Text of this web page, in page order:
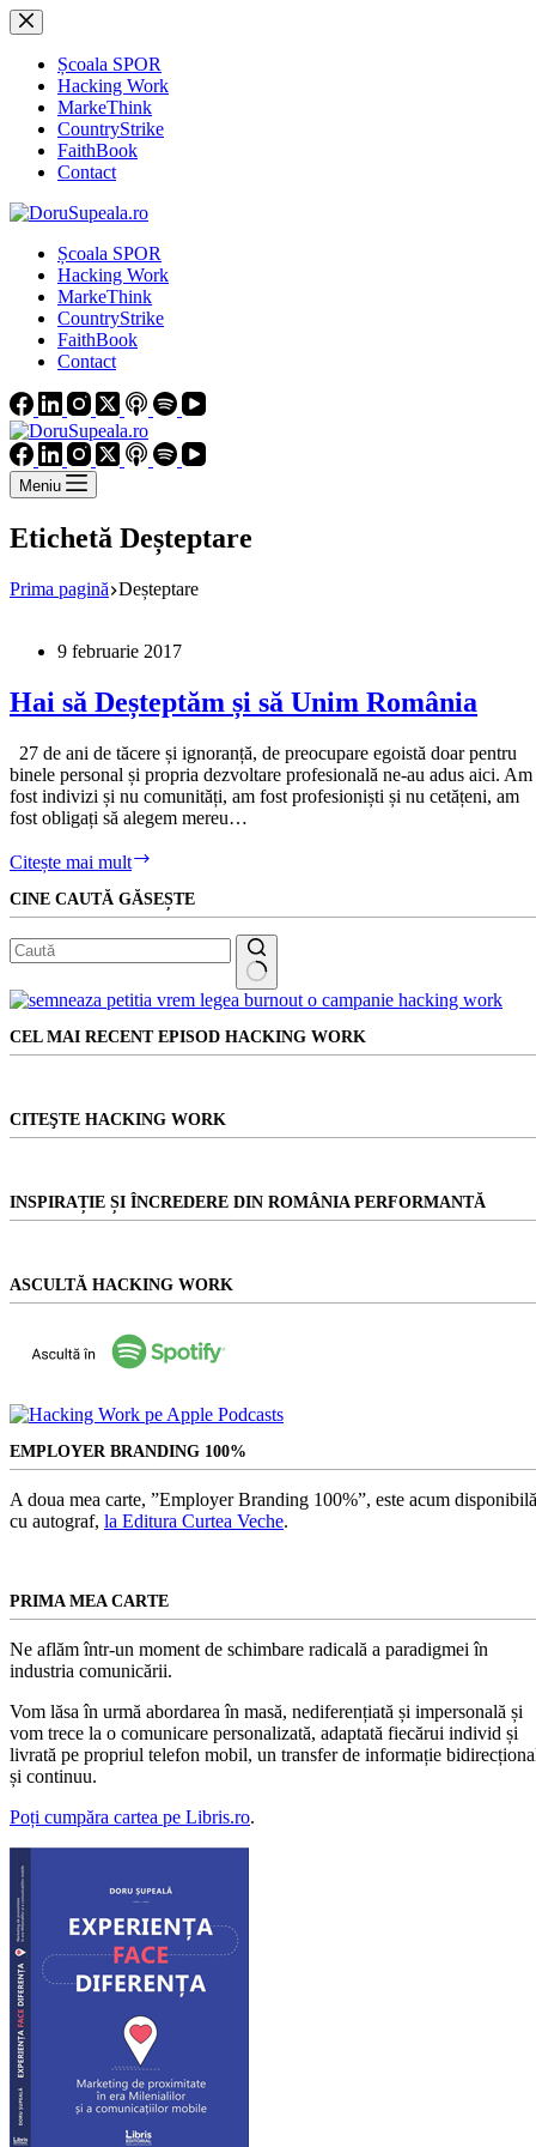
Sari
la
conținutȘcoala SPOR
Hacking Work
MarkeThink
CountryStrike
FaithBook
Contact
Școala SPOR
Hacking Work
MarkeThink
CountryStrike
FaithBook
Contact
Meniu
Etichetă Deșteptare
Prima pagină Deșteptare
9 februarie 2017
Hai să Deșteptăm și să Unim România
27 de ani de tăcere și ignoranță, de preocupare egoistă doar pentru
binele personal și propria dezvoltare profesională ne-au adus aici. Am
fost indivizi și nu comunități, am fost profesioniști și nu cetățeni, am
fost obligați să alegem mereu…
Citește mai mult
Deșteptăm
și
să
Unim
CINE CAUTĂ GĂSEȘTE
Niciun
CEL MAI RECENT EPISOD HACKING WORK
CITEŞTE HACKING WORK
INSPIRAȚIE ȘI ÎNCREDERE DIN ROMÂNIA PERFORMANTĂ
ASCULTĂ HACKING WORK
EMPLOYER BRANDING 100%
A doua mea carte, ”Employer Branding 100%”, este acum
cu autograf, la Editura Curtea Veche.
PRIMA MEA CARTE
Ne aflăm într-un moment de schimbare radicală a paradigmei în
industria comunicării.
Vom lăsa în urmă abordarea în masă, nediferențiată și impersonală și
vom trece la o comunicare personalizată, adaptată fiecărui individ și
livrată pe propriul telefon mobil, un transfer de informație
și continuu.
Poți cumpăra cartea pe Libris.ro.